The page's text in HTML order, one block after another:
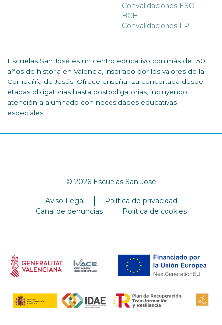
Convalidaciones ESO-
BCH
Convalidaciones FP
Escuelas San José es un centro educativo con más de 150
años de historia en Valencia, inspirado por los valores de la
Compañía de Jesús. Ofrece enseñanza concertada desde
etapas obligatorias hasta postobligatorias, incluyendo
atención a alumnado con necesidades educativas
especiales.
© 2026 Escuelas San José
Aviso Legal
Política de privacidad
Canal de denuncias
Política de cookies